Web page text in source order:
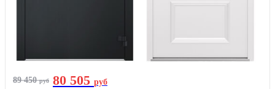
89 450руб 80 505 руб